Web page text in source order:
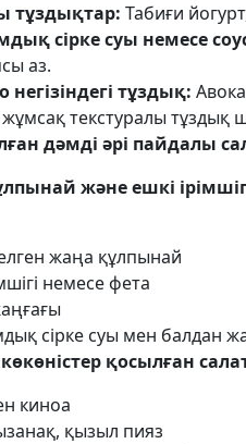
тұздықтар: Табиғи
сірке суы немесе
аз.
негізіндегі тұздық:
жұмсақ текстуралы тұздық
дәмді әрі пайдалы
және ешкі
жаңа құлпынай
немесе фета
сірке суы мен балдан
қосылған
киноа
қызыл пияз